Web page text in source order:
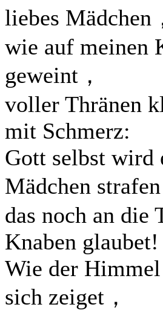
liebes Mädchen
wie auf meinen
geweint，
voller Thränen
mit Schmerz:
Gott selbst wird
Mädchen strafen
das noch an die
Knaben glaubet!
Wie der
sich zeiget，